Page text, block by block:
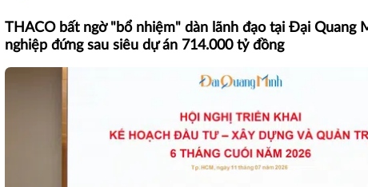
THACO bất ngờ "bổ nhiệm" dàn lãnh đạo tại Đại Quang
nghiệp đứng sau siêu dự án 714.000 tỷ đồng